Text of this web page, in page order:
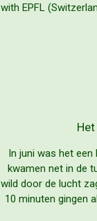
with EPFL
In juni was het een
kwamen net in de
wild door de lucht
10 minuten gingen